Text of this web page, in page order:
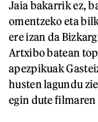
Jaia bakarrik ez,
omentzeko eta
ere izan da
Artxibo batean
apezpikuak
husten lagundu
egin dute filmaren